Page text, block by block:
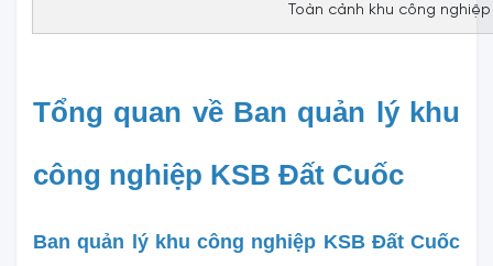
Toàn cảnh khu công
Tổng quan về Ban quản lý khu
công nghiệp KSB Đất Cuốc
Ban quản lý khu công nghiệp KSB Đất Cuốc